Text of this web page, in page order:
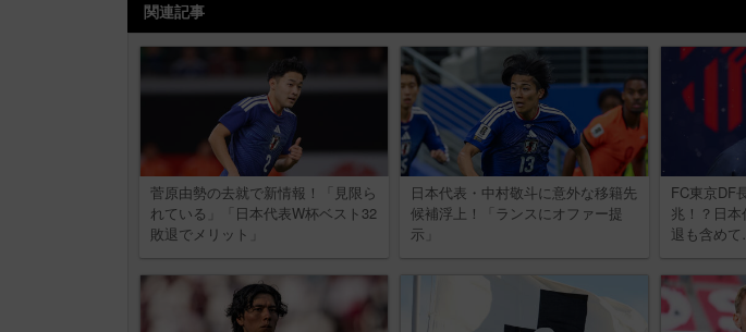
関連記事
菅原由勢の去就で新情報！「見限ら
れている」「日本代表W杯ベスト32
敗退でメリット」
日本代表・中村敬斗に意外な移籍先
候補浮上！「ランスにオファー提
示」
FC東京DF
兆！？日本
退も含めて